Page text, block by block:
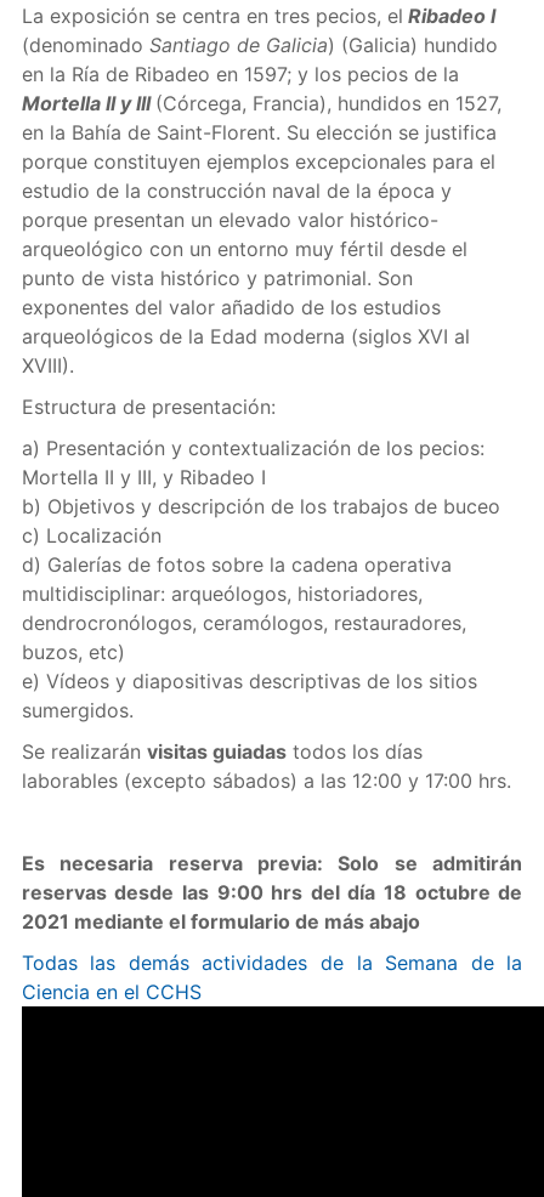
La exposición se centra en tres pecios, el Ribadeo I
(denominado Santiago de Galicia) (Galicia) hundido
en la Ría de Ribadeo en 1597; y los pecios de la
Mortella II y III (Córcega, Francia), hundidos en 1527,
en la Bahía de Saint-Florent. Su elección se justifica
porque constituyen ejemplos excepcionales para el
estudio de la construcción naval de la época y
porque presentan un elevado valor histórico-
arqueológico con un entorno muy fértil desde el
punto de vista histórico y patrimonial. Son
exponentes del valor añadido de los estudios
arqueológicos de la Edad moderna (siglos XVI al
XVIII).
Estructura de presentación:
a) Presentación y contextualización de los pecios:
Mortella II y III, y Ribadeo I
b) Objetivos y descripción de los trabajos de buceo
c) Localización
d) Galerías de fotos sobre la cadena operativa
multidisciplinar: arqueólogos, historiadores,
dendrocronólogos, ceramólogos, restauradores,
buzos, etc)
e) Vídeos y diapositivas descriptivas de los sitios
sumergidos.
Se realizarán visitas guiadastodos los días
laborables (excepto sábados) a las 12:00 y 17:00 hrs.
Es necesaria reserva previa: Solo se admitirán
reservas desde las 9:00 hrs del día 18 octubre de
2021 mediante el formulario de más abajo
Todas las demás actividades de la Semana de la
Ciencia en el CCHS